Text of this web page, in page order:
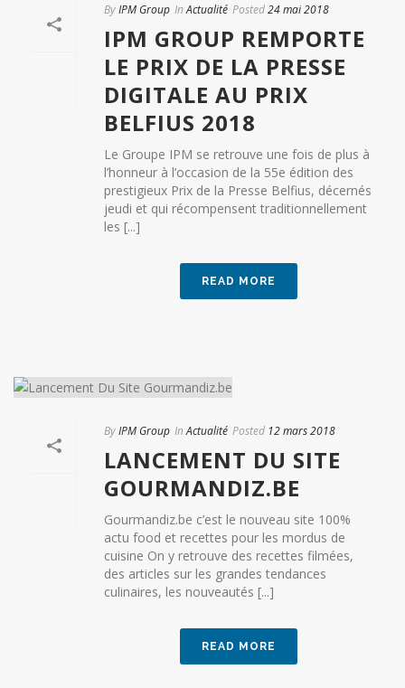
ByIPM Group In Actualité Posted24 mai 2018
IPM GROUP REMPORTE
LE PRIX DE LA PRESSE
DIGITALE AU PRIX
BELFIUS 2018
Le Groupe IPM se retrouve une fois de plus à
l’honneur à l’occasion de la 55e édition des
prestigieux Prix de la Presse Belfius, décernés
jeudi et qui récompensent traditionnellement
les [...]
READ MORE
ByIPM Group In Actualité Posted 12 mars 2018
LANCEMENT DU SITE
GOURMANDIZ.BE
Gourmandiz.be c’est le nouveau site 100%
actu food et recettes pour les mordus de
cuisine On y retrouve des recettes filmées,
des articles sur les grandes tendances
culinaires, les nouveautés [...]
READ MORE